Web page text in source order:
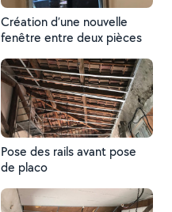
Création d’une nouvelle
fenêtre entre deux pièces
Pose des rails avant pose
de placo